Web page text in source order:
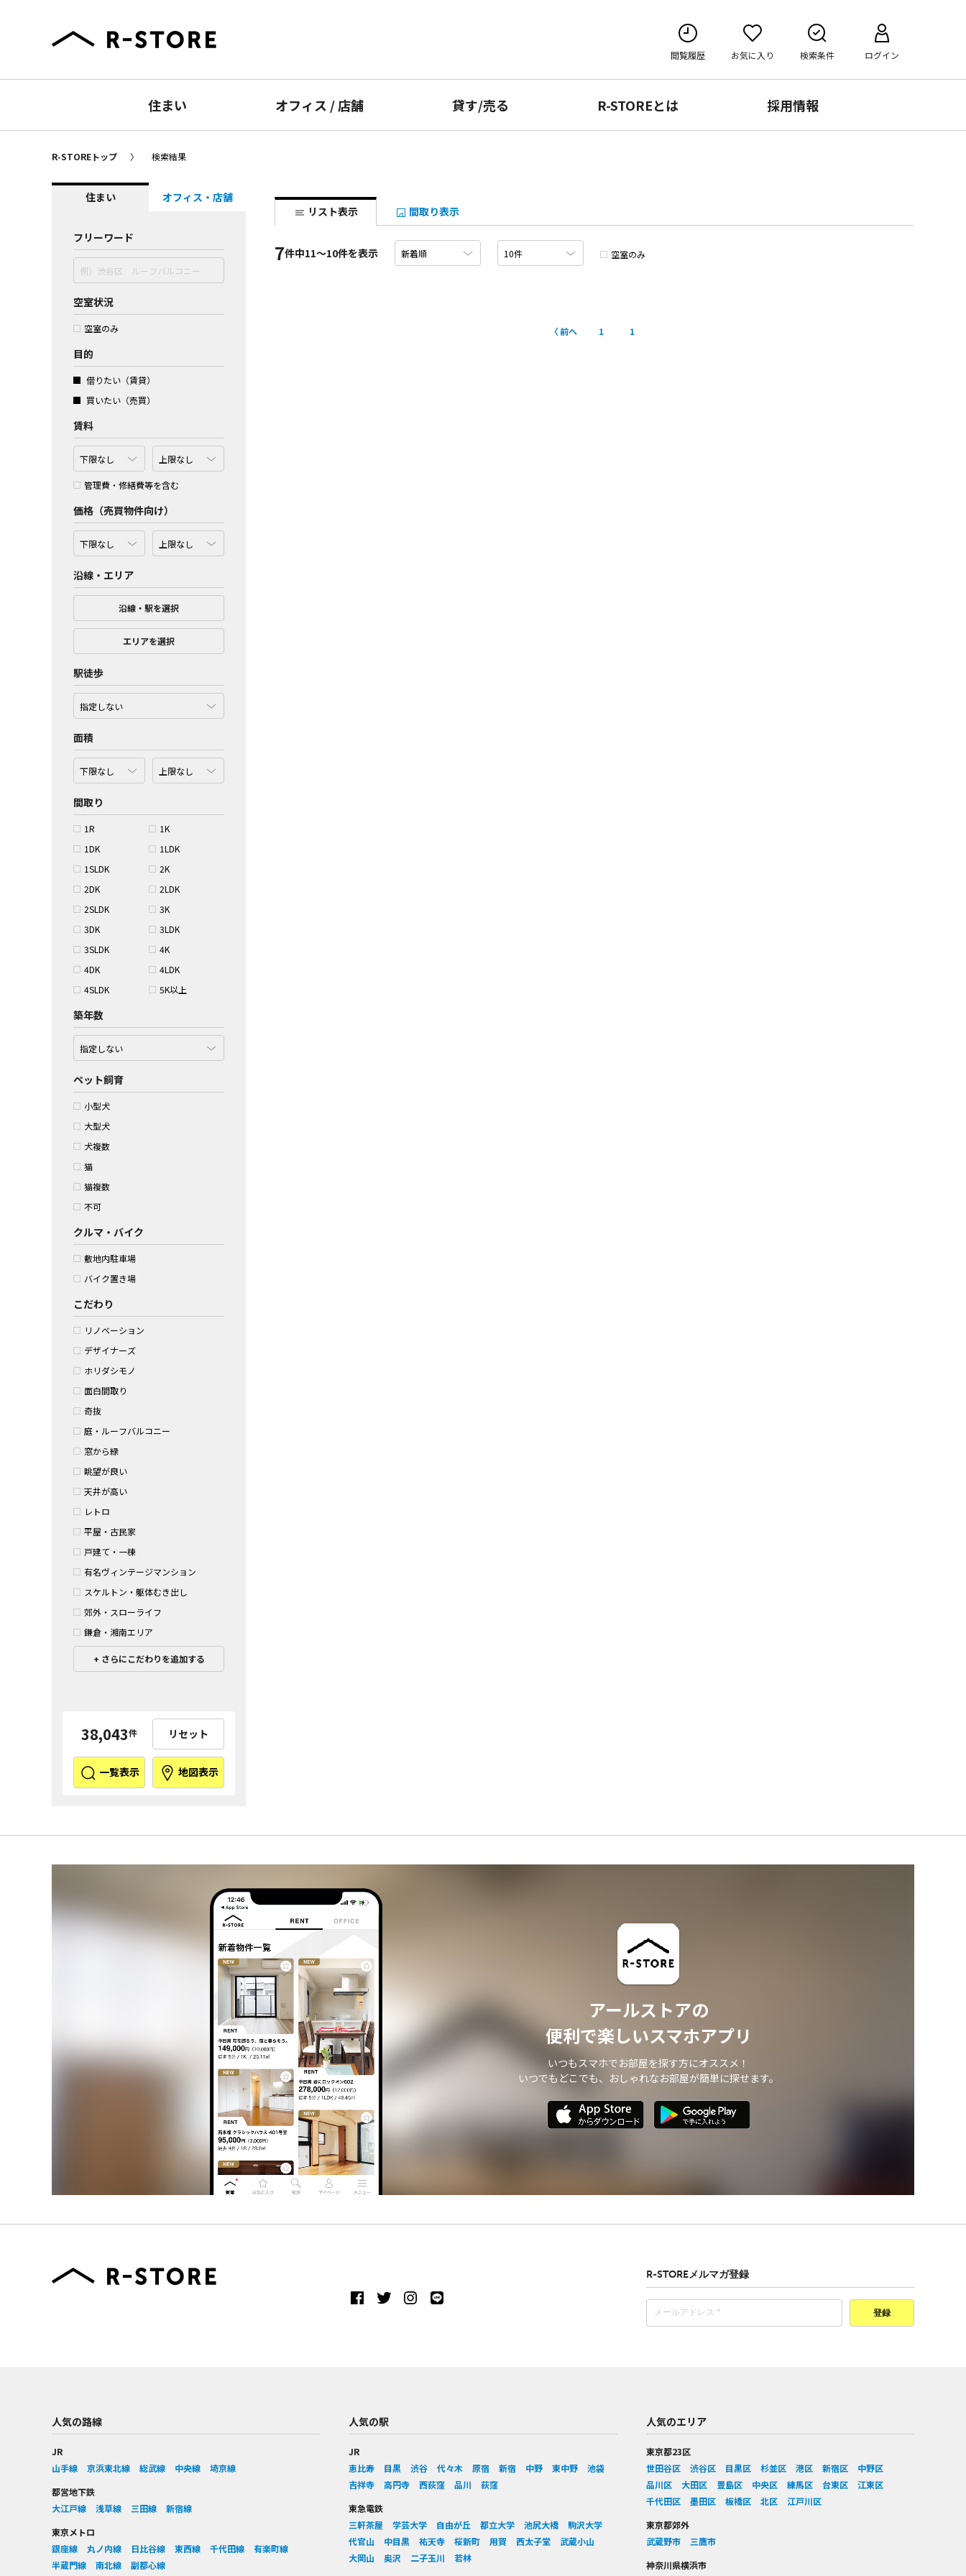
閲覧履歴 お気に入り 検索条件 ログイン
住まい オフィス /店舗 貸す/売る R-STOREとは 採用情報
R-STOREトップ 検索結果
住まい オフィス・店舗
フリーワード
空室状況
空室のみ
目的
借りたい（賃貸）
買いたい（売買）
賃料
管理費・修繕費等を含む
価格（売買物件向け）
沿線・エリア
沿線・駅を選択
エリアを選択
駅徒歩
面積
間取り
1R
1K
1DK
1LDK
1SLDK
2K
2DK
2LDK
2SLDK
3K
3DK
3LDK
3SLDK
4K
4DK
4LDK
4SLDK
5K以上
築年数
ペット飼育
小型犬
大型犬
犬複数
猫
猫複数
不可
クルマ・バイク
敷地内駐車場
バイク置き場
こだわり
リノベーション
デザイナーズ
ホリダシモノ
面白間取り
奇抜
庭・ルーフバルコニー
窓から緑
眺望が良い
天井が高い
レトロ
平屋・古民家
戸建て・一棟
有名ヴィンテージマンション
スケルトン・躯体むき出し
郊外・スローライフ
鎌倉・湘南エリア
さらにこだわりを追加する
38,043件 リセット
一覧表示 地図表示
リスト表示 間取り表示
7件中11〜10件を表示 空室のみ
前へ 1 1
アールストアの
便利で楽しいスマホアプリ
いつもスマホでお部屋を探す方にオススメ！
いつでもどこでも、おしゃれなお部屋が簡単に探せます。
R-STOREメルマガ登録
登録
人気の路線
JR
山手線
京浜東北線 総武線 中央線
埼京線
都営地下鉄
大江戸線
浅草線 三田線
新宿線
東京メトロ
銀座線
丸ノ内線 日比谷線 東西線 千代田線
有楽町線
半蔵門線
南北線 副都心線
人気の駅
JR
恵比寿
目黒 渋谷 代々木 原宿 新宿 中野 東中野
池袋
吉祥寺
高円寺 西荻窪 品川
荻窪
東急電鉄
三軒茶屋
学芸大学 自由が丘 都立大学 池尻大橋
駒沢大学
代官山
中目黒 祐天寺 桜新町 用賀 西太子堂
武蔵小山
大岡山
奥沢 二子玉川
若林
人気のエリア
東京都23区
世田谷区
渋谷区 目黒区 杉並区 港区 新宿区
中野区
品川区
大田区 豊島区 中央区 練馬区 台東区
江東区
千代田区
墨田区 板橋区 北区
江戸川区
東京都郊外
武蔵野市
三鷹市
神奈川県横浜市